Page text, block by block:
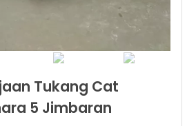
Tukang Cat
5 Jimbaran